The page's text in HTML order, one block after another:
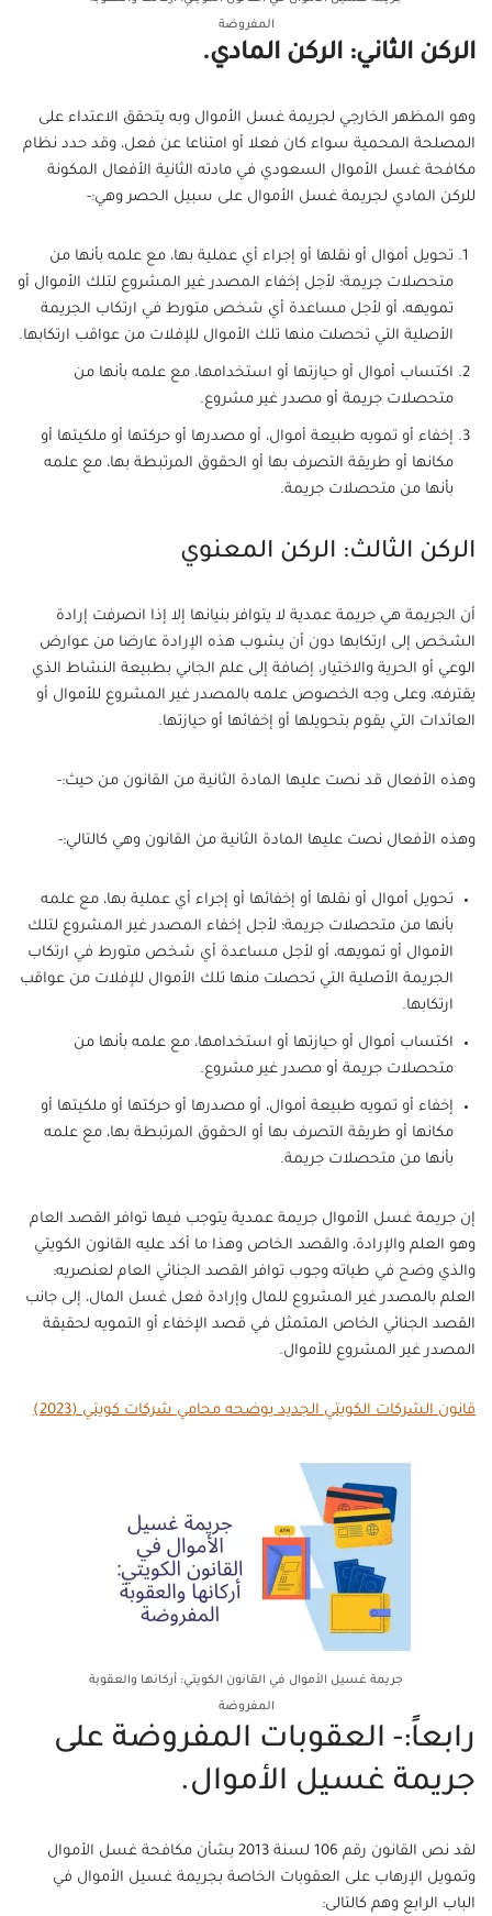
المفروضة
الركن الثاني: الركن المادي.
وهو المظهر الخارجي لجريمة غسل الأموال وبه يتحقق الاعتداء على
المصلحة المحمية سواء كان فعلا أو امتناعا عن فعل، وقد حدد نظام
مكافحة غسل الأموال السعودي في مادته الثانية الأفعال المكونة
للركن المادي لجريمة غسل الأموال على سبيل الحصر وهي:-
تحويل أموال أو نقلها أو إجراء أي عملية بها، مع علمه بأنها من
متحصلات جريمة؛ لأجل إخفاء المصدر غير المشروع لتلك الأموال أو
تمويهه، أو لأجل مساعدة أي شخص متورط في ارتكاب الجريمة
الأصلية التي تحصلت منها تلك الأموال للإفلات من عواقب ارتكابها.
اكتساب أموال أو حيازتها أو استخدامها، مع علمه بأنها من
متحصلات جريمة أو مصدر غير مشروع.
إخفاء أو تمويه طبيعة أموال، أو مصدرها أو حركتها أو ملكيتها أو
مكانها أو طريقة التصرف بها أو الحقوق المرتبطة بها، مع علمه
بأنها من متحصلات جريمة.
الركن الثالث: الركن المعنوي
أن الجريمة هي جريمة عمدية لا يتوافر بنيانها إلا إذا انصرفت إرادة
الشخص إلى ارتكابها دون أن يشوب هذه الإرادة عارضا من عوارض
الوعي أو الحرية والاختيار، إضافة إلى علم الجاني بطبيعة النشاط الذي
يقترفه، وعلى وجه الخصوص علمه بالمصدر غير المشروع للأموال أو
العائدات التي يقوم بتحويلها أو إخفائها أو حيازتها.
وهذه الأفعال قد نصت عليها المادة الثانية من القانون من حيث:-
وهذه الأفعال نصت عليها المادة الثانية من القانون وهي كالتالي:-
تحويل أموال أو نقلها أو إخفائها أو إجراء أي عملية بها، مع علمه
بأنها من متحصلات جريمة؛ لأجل إخفاء المصدر غير المشروع لتلك
الأموال أو تمويهه، أو لأجل مساعدة أي شخص متورط في ارتكاب
الجريمة الأصلية التي تحصلت منها تلك الأموال للإفلات من عواقب
ارتكابها.
اكتساب أموال أو حيازتها أو استخدامها، مع علمه بأنها من
متحصلات جريمة أو مصدر غير مشروع.
إخفاء أو تمويه طبيعة أموال، أو مصدرها أو حركتها أو ملكيتها أو
مكانها أو طريقة التصرف بها أو الحقوق المرتبطة بها، مع علمه
بأنها من متحصلات جريمة.
إن جريمة غسل الأموال جريمة عمدية يتوجب فيها توافر القصد العام
وهو العلم والإرادة، والقصد الخاص وهذا ما أكد عليه القانون الكويتي
والذي وضح في طياته وجوب توافر القصد الجنائي العام لعنصريه:
العلم بالمصدر غير المشروع للمال وإرادة فعل غسل المال، إلى جانب
القصد الجنائي الخاص المتمثل في قصد الإخفاء أو التمويه لحقيقة
المصدر غير المشروع للأموال.
قانون الشركات الكويتي الجديد يوضحه محامي شركات كويتي (2023)
جريمة غسيل الأموال في القانون الكويتي: أركانها والعقوبة
المفروضة
رابعاً:- العقوبات المفروضة على
جريمة غسيل الأموال.
لقد نص القانون رقم 106 لسنة 2013 بشأن مكافحة غسل الأموال
وتمويل الإرهاب على العقوبات الخاصة بجريمة غسيل الأموال في
الباب الرابع وهم كالتالى: